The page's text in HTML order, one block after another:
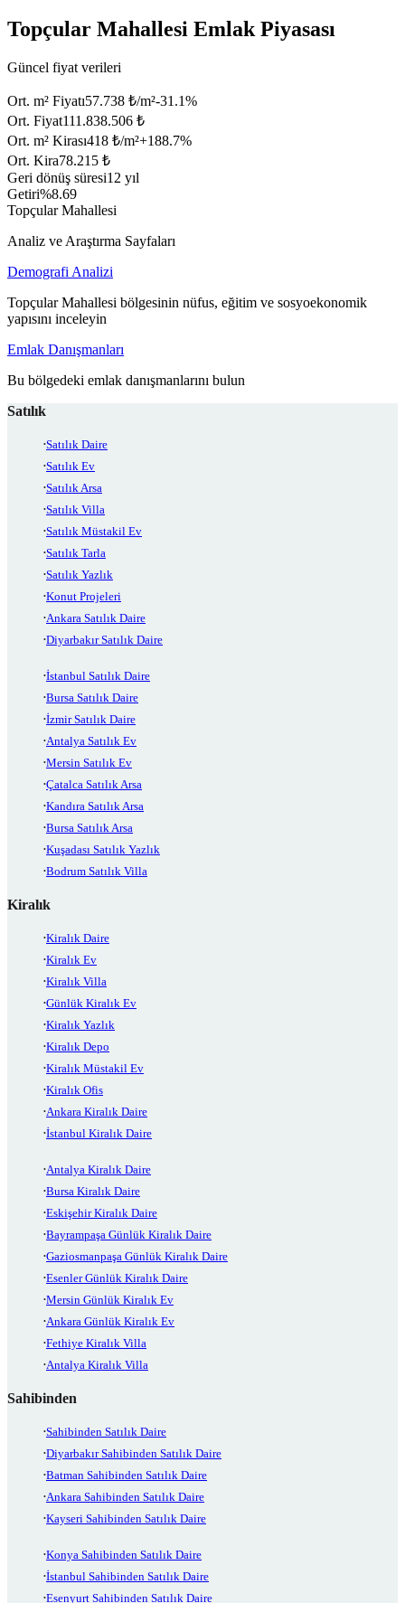
Topçular Mahallesi Emlak Piyasası
Güncel fiyat verileri
Ort. m² Fiyatı57.738 ₺/m²-31.1%
Ort. Fiyat111.838.506 ₺
Ort. m² Kirası418 ₺/m²+188.7%
Ort. Kira78.215 ₺
Geri dönüş süresi12 yıl
Getiri%8.69
Topçular Mahallesi
Analiz ve Araştırma Sayfaları
Demografi Analizi
Topçular Mahallesi bölgesinin nüfus, eğitim ve sosyoekonomik
yapısını inceleyin
Emlak Danışmanları
Bu bölgedeki emlak danışmanlarını bulun
Satılık
Satılık Daire
Satılık Ev
Satılık Arsa
Satılık Villa
Satılık Müstakil Ev
Satılık Tarla
Satılık Yazlık
Konut Projeleri
Ankara Satılık Daire
Diyarbakır Satılık Daire
İstanbul Satılık Daire
Bursa Satılık Daire
İzmir Satılık Daire
Antalya Satılık Ev
Mersin Satılık Ev
Çatalca Satılık Arsa
Kandıra Satılık Arsa
Bursa Satılık Arsa
Kuşadası Satılık Yazlık
Bodrum Satılık Villa
Kiralık
Kiralık Daire
Kiralık Ev
Kiralık Villa
Günlük Kiralık Ev
Kiralık Yazlık
Kiralık Depo
Kiralık Müstakil Ev
Kiralık Ofis
Ankara Kiralık Daire
İstanbul Kiralık Daire
Antalya Kiralık Daire
Bursa Kiralık Daire
Eskişehir Kiralık Daire
Bayrampaşa Günlük Kiralık Daire
Gaziosmanpaşa Günlük Kiralık Daire
Esenler Günlük Kiralık Daire
Mersin Günlük Kiralık Ev
Ankara Günlük Kiralık Ev
Fethiye Kiralık Villa
Antalya Kiralık Villa
Sahibinden
Sahibinden Satılık Daire
Diyarbakır Sahibinden Satılık Daire
Batman Sahibinden Satılık Daire
Ankara Sahibinden Satılık Daire
Kayseri Sahibinden Satılık Daire
Konya Sahibinden Satılık Daire
İstanbul Sahibinden Satılık Daire
Esenyurt Sahibinden Satılık Daire